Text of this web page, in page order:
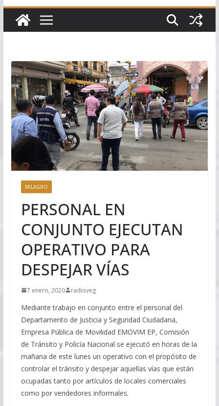
MILAGRO
PERSONAL EN
CONJUNTO EJECUTAN
OPERATIVO PARA
DESPEJAR VÍAS
7 enero, 2020 radioveg
Mediante trabajo en conjunto entre el personal del
Departamento de Justicia y Seguridad Ciudadana,
Empresa Pública de Movilidad EMOVIM EP, Comisión
de Tránsito y Policía Nacional se ejecutó en horas de la
mañana de este lunes un operativo con el propósito de
controlar el tránsito y despejar aquellas vías que están
ocupadas tanto por artículos de locales comerciales
como por vendedores informales.